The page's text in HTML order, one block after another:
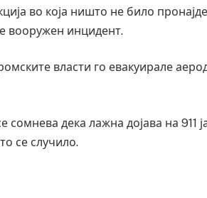
во која ништо не било
вооружен инцидент.
власти го евакуирале
сомнева дека лажна дојава на 911
се случило.